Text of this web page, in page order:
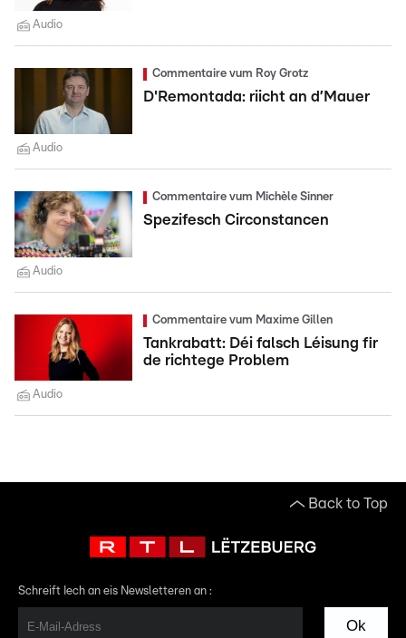
Audio
Commentaire vum Roy Grotz
D'Remontada: riicht an d’Mauer
Audio
Commentaire vum Michèle Sinner
Spezifesch Circonstancen
Audio
Commentaire vum Maxime Gillen
Tankrabatt: Déi falsch Léisung fir
de richtege Problem
Audio
Back to Top
Schreift Iech an eis Newsletteren an :
Ok